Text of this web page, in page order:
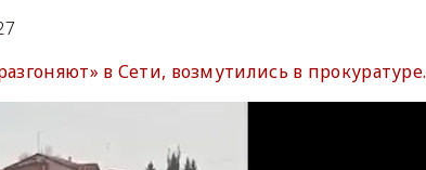
в Сети, возмутились в прокуратуре.